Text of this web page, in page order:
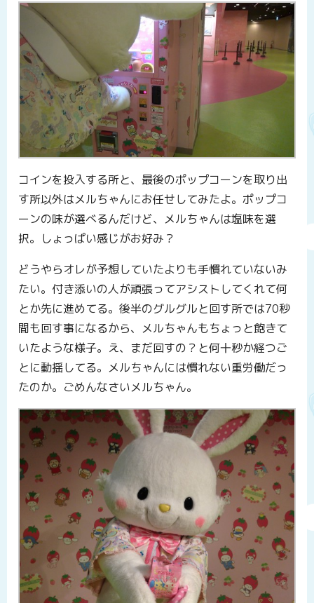
コインを投入する所と、最後のポップコーンを取り出
す所以外はメルちゃんにお任せしてみたよ。ポップコ
ーンの味が選べるんだけど、メルちゃんは塩味を選
択。しょっぱい感じがお好み？
どうやらオレが予想していたよりも手慣れていないみ
たい。付き添いの人が頑張ってアシストしてくれて何
とか先に進めてる。後半のグルグルと回す所では70秒
間も回す事になるから、メルちゃんもちょっと飽きて
いたような様子。え、まだ回すの？と何十秒か経つご
とに動揺してる。メルちゃんには慣れない重労働だっ
たのか。ごめんなさいメルちゃん。